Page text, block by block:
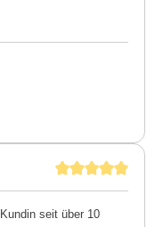
seit über 10